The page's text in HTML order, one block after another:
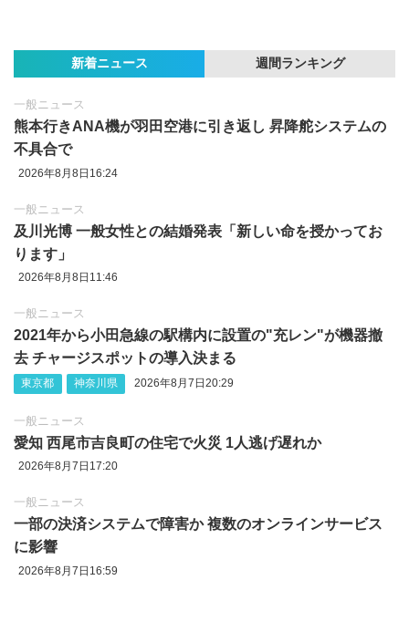
新着ニュース 週間ランキング
一般ニュース
熊本行きANA機が羽田空港に引き返し 昇降舵システムの
不具合で
2026年8月8日16:24
一般ニュース
及川光博 一般女性との結婚発表「新しい命を授かってお
ります」
2026年8月8日11:46
一般ニュース
2021年から小田急線の駅構内に設置の"充レン"が機器撤
去 チャージスポットの導入決まる
東京都 神奈川県 2026年8月7日20:29
一般ニュース
愛知 西尾市吉良町の住宅で火災 1人逃げ遅れか
2026年8月7日17:20
一般ニュース
一部の決済システムで障害か 複数のオンラインサービス
に影響
2026年8月7日16:59